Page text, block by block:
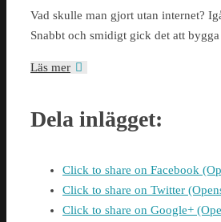
Vad skulle man gjort utan internet?
Snabbt och smidigt gick det att
Läs mer
Dela inlägget:
Click to share on Facebook
Click to share on Twitter
Click to share on Google+